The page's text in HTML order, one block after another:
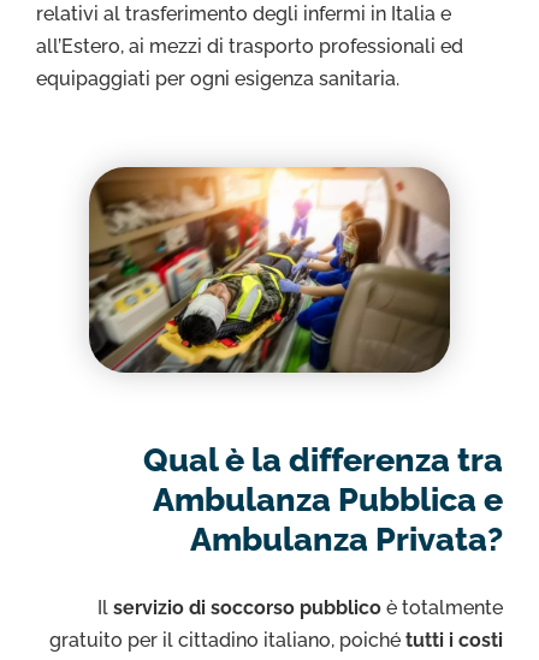
relativi al trasferimento degli infermi in Italia e
all’Estero, ai mezzi di trasporto professionali ed
equipaggiati per ogni esigenza sanitaria.
Qual è la differenza tra
Ambulanza Pubblica e
Ambulanza Privata?
Il servizio di soccorso pubblico è totalmente
gratuito per il cittadino italiano, poiché tutti i costi